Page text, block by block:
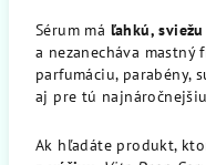
Sérum má ľahkú,
a nezanecháva mastný
parfumáciu, parabény,
aj pre tú
Ak hľadáte produkt,